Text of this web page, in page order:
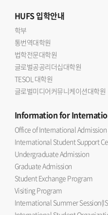
HUFS입학안내
학부
통번역대학원
법학전문대학원
글로벌공공리더십대학원
TESOL 대학원
글로벌미디어커뮤니케이션대학원
Informationfor
Office of International
International Student Support
Undergraduate Admission
Graduate Admission
Student Exchange Program
Visiting Program
International Summer